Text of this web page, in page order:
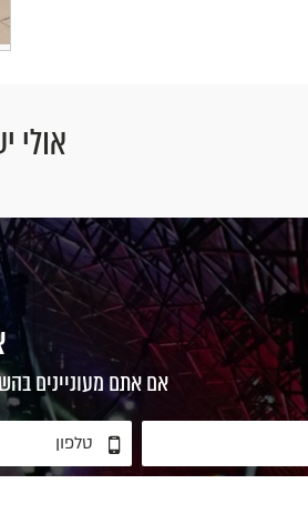
אולי
אם אתם מעוניינים